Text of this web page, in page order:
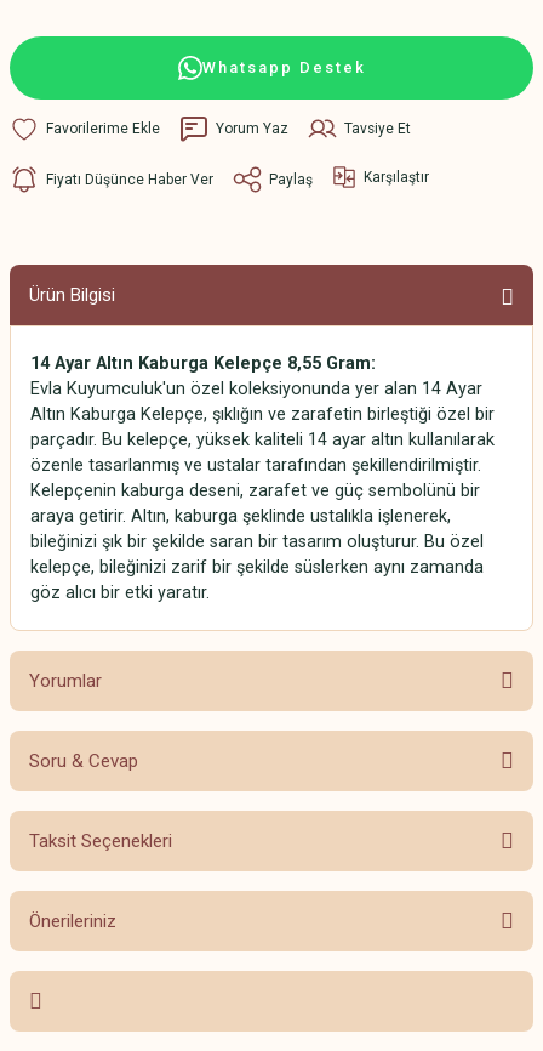
Whatsapp Destek
Yorum Yaz Tavsiye Et
Fiyatı Düşünce Haber Ver Paylaş Karşılaştır
Ürün Bilgisi
14 Ayar Altın Kaburga Kelepçe 8,55 Gram:
Evla Kuyumculuk'un özel koleksiyonunda yer alan 14 Ayar
Altın Kaburga Kelepçe, şıklığın ve zarafetin birleştiği özel bir
parçadır. Bu kelepçe, yüksek kaliteli 14 ayar altın kullanılarak
özenle tasarlanmış ve ustalar tarafından şekillendirilmiştir.
Kelepçenin kaburga deseni, zarafet ve güç sembolünü bir
araya getirir. Altın, kaburga şeklinde ustalıkla işlenerek,
bileğinizi şık bir şekilde saran bir tasarım oluşturur. Bu özel
kelepçe, bileğinizi zarif bir şekilde süslerken aynı zamanda
göz alıcı bir etki yaratır.
Yorumlar
Bu ürüne ilk yorumu siz yapın!
Soru & Cevap
Ürün hakkında henüz soru sorulmamış.
Taksit Seçenekleri
Önerileriniz
Bu ürünün fiyat bilgisi, resim, ürün açıklamalarında ve diğer konularda
yetersiz gördüğünüz noktaları öneri formunu kullanarak tarafımıza
iletebilirsiniz.